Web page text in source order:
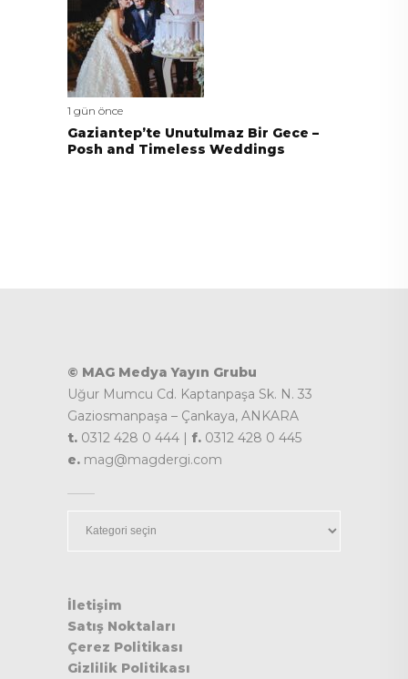
1 gün önce
Gaziantep’te Unutulmaz Bir Gece –
Posh and Timeless Weddings
© MAG Medya Yayın Grubu
Uğur Mumcu Cd. Kaptanpaşa Sk. N. 33
Gaziosmanpaşa – Çankaya, ANKARA
t. 0312 428 0 444 | f. 0312 428 0 445
e. mag@magdergi.com
İletişim
Satış Noktaları
Çerez Politikası
Gizlilik Politikası